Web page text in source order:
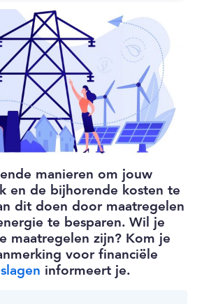
manieren om jouw
en de bijhorende kosten te
dit doen door maatregelen
te besparen. Wil je
maatregelen zijn? Kom je
voor financiële
informeert je.